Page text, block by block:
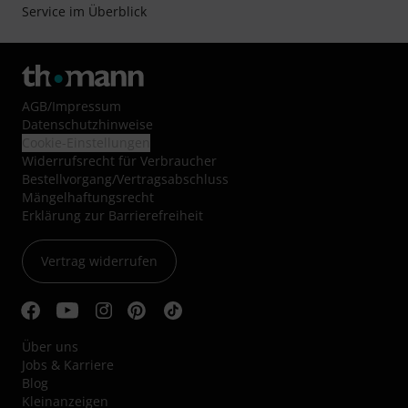
Service im Überblick
AGB/Impressum
Datenschutzhinweise
Widerrufsrecht für Verbraucher
Bestellvorgang/Vertragsabschluss
Mängelhaftungsrecht
Erklärung zur Barrierefreiheit
Vertrag widerrufen
Über uns
Jobs & Karriere
Blog
Kleinanzeigen